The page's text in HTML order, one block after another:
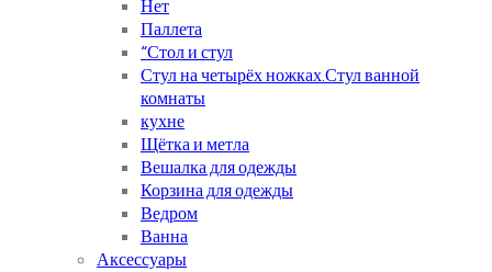
Нет
Паллета
“Стол и стул
Стул на четырёх ножках.Стул ванной
комнаты
кухне
Щётка и метла
Вешалка для одежды
Корзина для одежды
Ведром
Ванна
Аксессуары